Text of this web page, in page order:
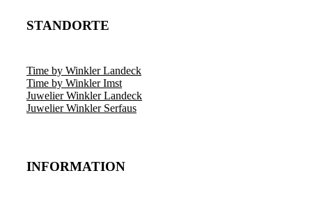
STANDORTE
Time by Winkler Landeck
Time by Winkler Imst
Juwelier Winkler Landeck
Juwelier Winkler Serfaus
INFORMATION